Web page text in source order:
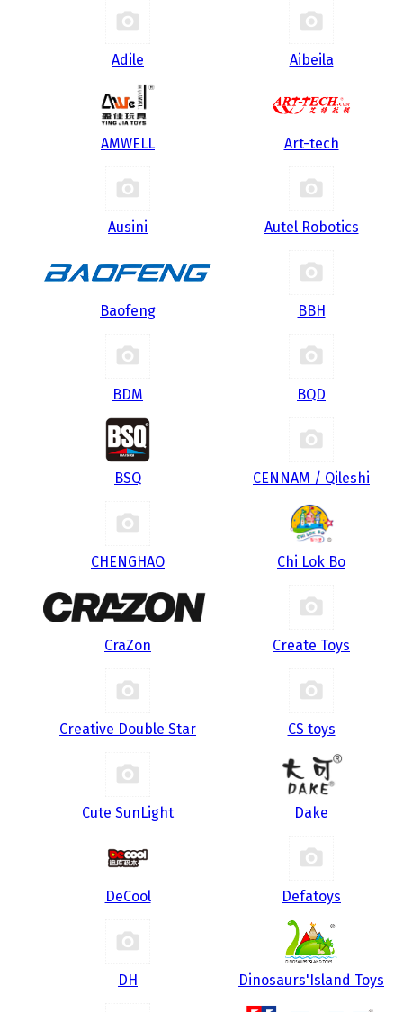
Adile Aibeila
AMWELL Art-tech
Ausini Autel Robotics
Baofeng BBH
BDM BQD
BSQ CENNAM / Qileshi
CHENGHAO Chi Lok Bo
CraZon Create Toys
Creative Double Star CS toys
Cute SunLight Dake
DeCool Defatoys
DH Dinosaurs'Island Toys